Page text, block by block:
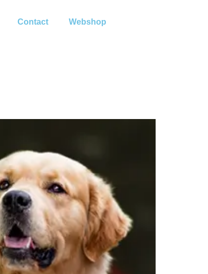
Contact Webshop